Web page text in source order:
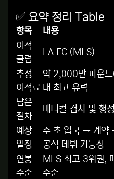
✅ 요약 정리 Table
항목
내용
이적
클럽
LA FC (MLS)
추정
이적료
약 2,000만 파운
대 최고 유력
남은
절차
메디컬 검사 및 행
예상
일정
주 초 입국 → 계약
공식 데뷔 가능성
연봉
수준
MLS 최고 3위권,
수준